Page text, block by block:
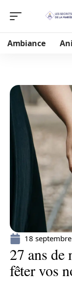
Ambiance
18
27 ans de
fêter vos